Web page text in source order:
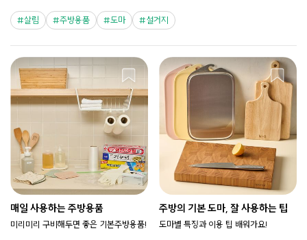
살림 주방용품 도마 설거지
매일 사용하는 주방용품
미리미리 구비해두면 좋은 기본주방용품!
주방의 기본 도마, 잘 사용하는 팁
도마별 특징과 이용 팁 배워가요!